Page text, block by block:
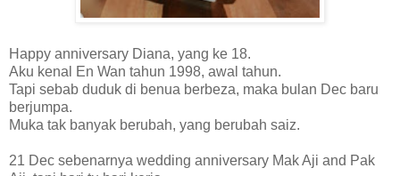
Happy anniversary Diana, yang ke 18.
Aku kenal En Wan tahun 1998, awal tahun.
Tapi sebab duduk di benua berbeza, maka bulan Dec baru
berjumpa.
Muka tak banyak berubah, yang berubah saiz.
21 Dec sebenarnya wedding anniversary Mak Aji and Pak